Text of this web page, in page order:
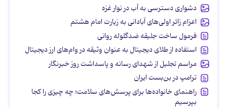
دشواری دسترسی به آب در نوار غزه
اعزام زائر اولی‌های آبادانی به زیارت امام هشتم
فرمول ساخت جلیقه ضدگلوله روانی
استفاده از طلای دیجیتال به عنوان وثیقه در وام‌های ارز دیجیتال
مراسم تجلیل از شهدای رسانه و پاسداشت روز خبرنگار
ترامپ در بن‌بست ایران
راهنمای خانواده‌ها برای پرسش‌های سلامت؛ چه چیزی را کجا
بپرسیم